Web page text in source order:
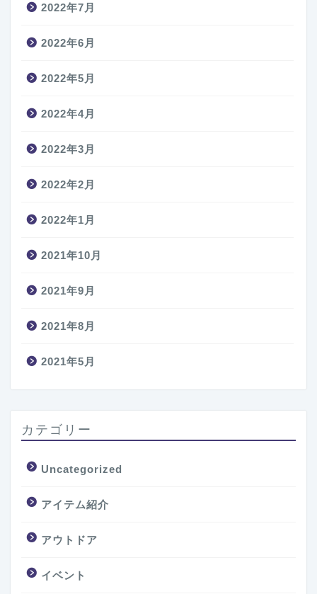
2022年7月
2022年6月
2022年5月
2022年4月
2022年3月
2022年2月
2022年1月
2021年10月
2021年9月
2021年8月
2021年5月
カテゴリー
Uncategorized
アイテム紹介
アウトドア
イベント